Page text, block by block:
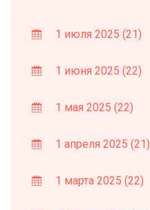
1 июля 2025 (21)
1 июня 2025 (22)
1 мая 2025 (22)
1 апреля 2025 (21)
1 марта 2025 (22)